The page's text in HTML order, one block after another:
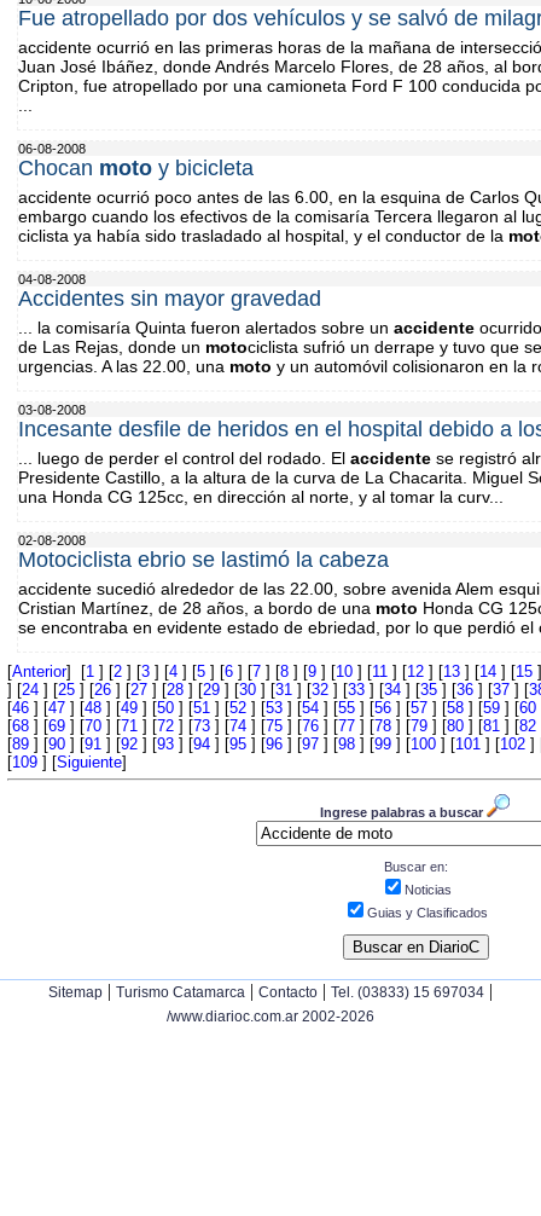
Fue atropellado por dos vehículos y se salvó de
accidente ocurrió en las primeras horas de la mañana de
Juan José Ibáñez, donde Andrés Marcelo Flores, de 28 años, al
Cripton, fue atropellado por una camioneta Ford F 100 conducida
06-08-2008
Chocan moto y bicicleta
accidente ocurrió poco antes de las 6.00, en la esquina de Carlos
embargo cuando los efectivos de la comisaría Tercera llegaron al
ciclista ya había sido trasladado al hospital, y el conductor de la
04-08-2008
Accidentes sin mayor gravedad
... la comisaría Quinta fueron alertados sobre un accidente
de Las Rejas, donde un motociclista sufrió un derrape y tuvo que
urgencias. A las 22.00, una moto y un automóvil colisionaron en la
03-08-2008
Incesante desfile de heridos en el hospital debido a
... luego de perder el control del rodado. El accidente se registró
Presidente Castillo, a la altura de la curva de La Chacarita. Miguel
una Honda CG 125cc, en dirección al norte, y al tomar la curv...
02-08-2008
Motociclista ebrio se lastimó la cabeza
accidente sucedió alrededor de las 22.00, sobre avenida Alem
Cristian Martínez, de 28 años, a bordo de una moto Honda CG
se encontraba en evidente estado de ebriedad, por lo que perdió el
[Anterior] [1 ] [2 ] [3 ] [4 ] [5 ] [6 ] [7 ] [8 ] [9 ] [10 ] [11 ] [12 ] [13 ] [14 ] [15
] [24 ] [25 ] [26 ] [27 ] [28 ] [29 ] [30 ] [31 ] [32 ] [33 ] [34 ] [35 ] [36 ] [37 ] [
[46 ] [47 ] [48 ] [49 ] [50 ] [51 ] [52 ] [53 ] [54 ] [55 ] [56 ] [57 ] [58 ] [59 ] [60
[68 ] [69 ] [70 ] [71 ] [72 ] [73 ] [74 ] [75 ] [76 ] [77 ] [78 ] [79 ] [80 ] [81 ] [82
[89 ] [90 ] [91 ] [92 ] [93 ] [94 ] [95 ] [96 ] [97 ] [98 ] [99 ] [100 ] [101 ] [102 ]
[109 ] [Siguiente]
Ingrese palabras a buscar
Buscar en:
Noticias
Guias y Clasificados
Sitemap | Turismo Catamarca | Contacto | Tel. (03833) 15 697034 |
/www.diarioc.com.ar 2002-2026